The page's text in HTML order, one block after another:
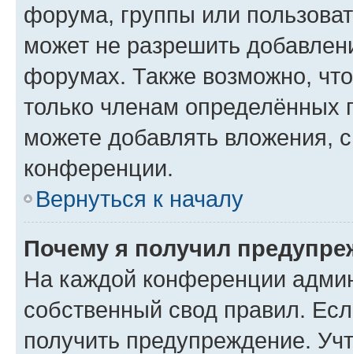
форума, группы или
может не разрешить
форумах. Также возможно,
только членам определённых
можете добавлять вложения,
конференции.
Вернуться к началу
Почему я получил
На каждой конференции
собственный свод правил.
получить предупреждение.